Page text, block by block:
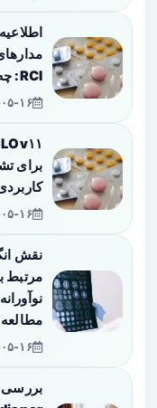
RCI: چه باید دانست؟
برای
نقش
مرتبط
مطالعه
بررسی